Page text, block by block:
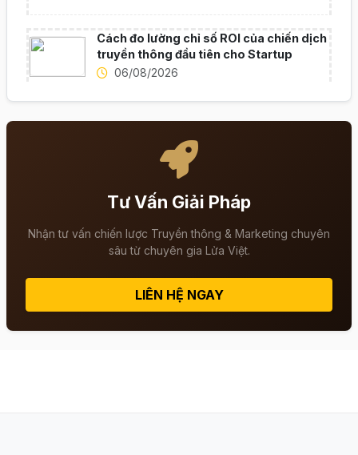
Cách đo lường chỉ số ROI của chiến dịch
truyền thông đầu tiên cho Startup
06/08/2026
Tư Vấn Giải Pháp
Nhận tư vấn chiến lược Truyền thông & Marketing chuyên
sâu từ chuyên gia Lửa Việt.
LIÊN HỆ NGAY